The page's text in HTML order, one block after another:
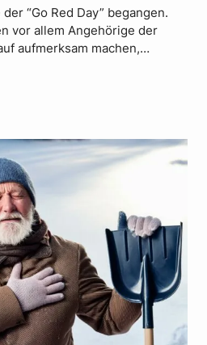
“Go Red Day” begangen.
vor allem Angehörige der
aufmerksam machen,…